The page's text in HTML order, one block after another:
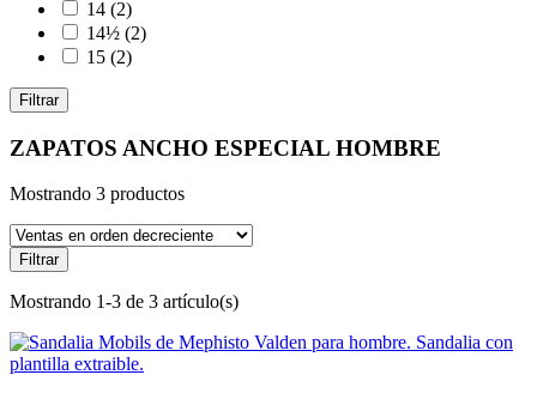
14 (2)
14½ (2)
15 (2)
Filtrar
ZAPATOS ANCHO ESPECIAL HOMBRE
Mostrando 3 productos
Filtrar
Mostrando 1-3 de 3 artículo(s)